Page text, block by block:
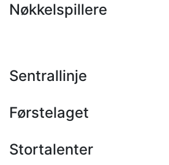
Nøkkelspillere
Sentrallinje
Førstelaget
Stortalenter